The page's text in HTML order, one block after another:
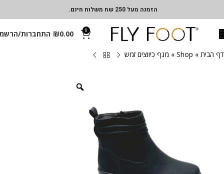
הזמנה מעל 250 שח משלוח חינם.
0
₪0.00 התחברות/
דף הבית »
Shop
» מגף כיווצים זמש